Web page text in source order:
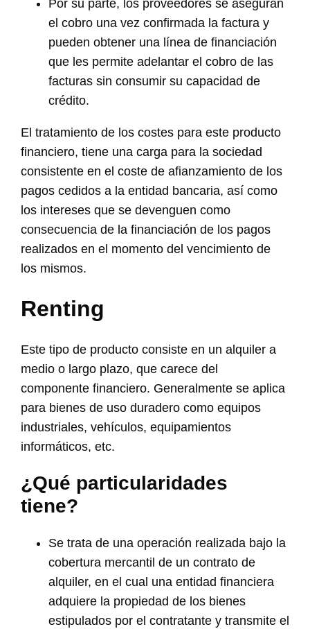
Por su parte, los proveedores se aseguran
el cobro una vez confirmada la factura y
pueden obtener una línea de financiación
que les permite adelantar el cobro de las
facturas sin consumir su capacidad de
crédito.
El tratamiento de los costes para este producto
financiero, tiene una carga para la sociedad
consistente en el coste de afianzamiento de los
pagos cedidos a la entidad bancaria, así como
los intereses que se devenguen como
consecuencia de la financiación de los pagos
realizados en el momento del vencimiento de
los mismos.
Renting
Este tipo de producto consiste en un alquiler a
medio o largo plazo, que carece del
componente financiero. Generalmente se aplica
para bienes de uso duradero como equipos
industriales, vehículos, equipamientos
informáticos, etc.
¿Qué particularidades
tiene?
Se trata de una operación realizada bajo la
cobertura mercantil de un contrato de
alquiler, en el cual una entidad financiera
adquiere la propiedad de los bienes
estipulados por el contratante y transmite el